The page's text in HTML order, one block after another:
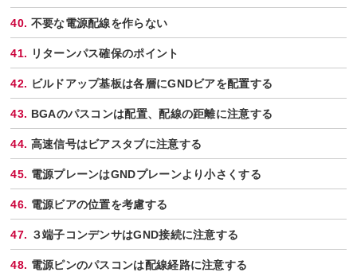
不要な電源配線を作らない
リターンパス確保のポイント
ビルドアップ基板は各層にGNDビアを配置する
BGAのパスコンは配置、配線の距離に注意する
高速信号はビアスタブに注意する
電源プレーンはGNDプレーンより小さくする
電源ビアの位置を考慮する
３端子コンデンサはGND接続に注意する
電源ピンのパスコンは配線経路に注意する